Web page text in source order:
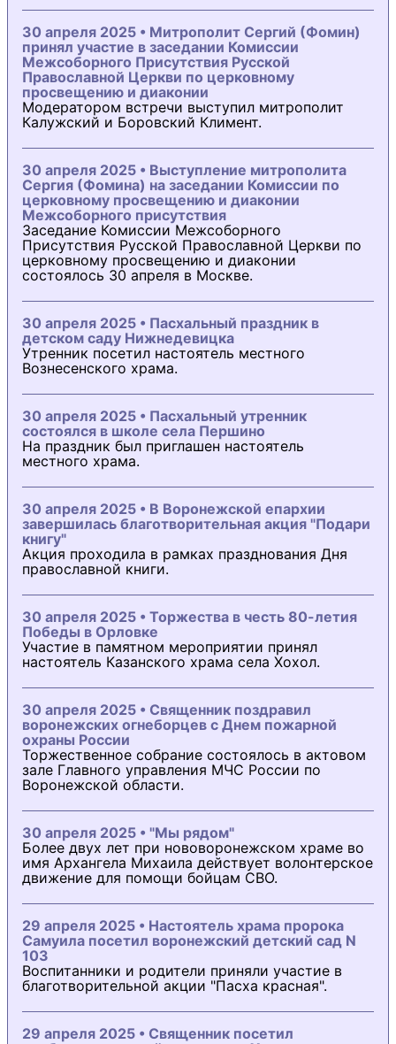
30 апреля 2025 • Митрополит Сергий (Фомин)
принял участие в заседании Комиссии
Межсоборного Присутствия Русской
Православной Церкви по церковному
просвещению и диаконии
Модератором встречи выступил митрополит
Калужский и Боровский Климент.
30 апреля 2025 • Выступление митрополита
Сергия (Фомина) на заседании Комиссии по
церковному просвещению и диаконии
Межсоборного присутствия
Заседание Комиссии Межсоборного
Присутствия Русской Православной Церкви по
церковному просвещению и диаконии
состоялось 30 апреля в Москве.
30 апреля 2025 • Пасхальный праздник в
детском саду Нижнедевицка
Утренник посетил настоятель местного
Вознесенского храма.
30 апреля 2025 • Пасхальный утренник
состоялся в школе села Першино
На праздник был приглашен настоятель
местного храма.
30 апреля 2025 • В Воронежской епархии
завершилась благотворительная акция "Подари
книгу"
Акция проходила в рамках празднования Дня
православной книги.
30 апреля 2025 • Торжества в честь 80-летия
Победы в Орловке
Участие в памятном мероприятии принял
настоятель Казанского храма села Хохол.
30 апреля 2025 • Священник поздравил
воронежских огнеборцев с Днем пожарной
охраны России
Торжественное собрание состоялось в актовом
зале Главного управления МЧС России по
Воронежской области.
30 апреля 2025 • "Мы рядом"
Более двух лет при нововоронежском храме во
имя Архангела Михаила действует волонтерское
движение для помощи бойцам СВО.
29 апреля 2025 • Настоятель храма пророка
Самуила посетил воронежский детский сад N
103
Воспитанники и родители приняли участие в
благотворительной акции "Пасха красная".
29 апреля 2025 • Священник посетил